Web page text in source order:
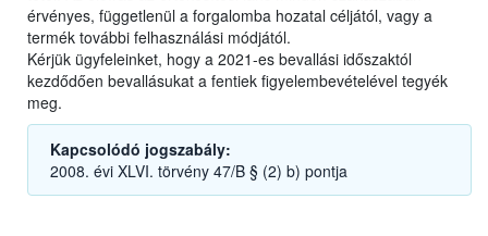
érvényes, függetlenül a forgalomba hozatal céljától, vagy a
termék további felhasználási módjától.
Kérjük ügyfeleinket, hogy a 2021-es bevallási időszaktól
kezdődően bevallásukat a fentiek figyelembevételével tegyék
meg.
Kapcsolódó jogszabály:
2008. évi XLVI. törvény 47/B § (2) b) pontja